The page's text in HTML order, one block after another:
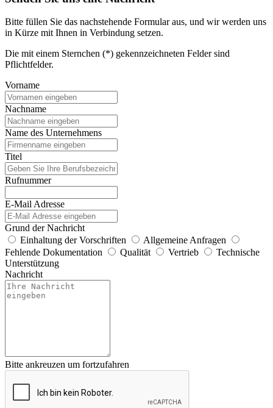
Bitte füllen Sie das nachstehende Formular aus, und wir werden uns
in Kürze mit Ihnen in Verbindung setzen.
Die mit einem Sternchen (*) gekennzeichneten Felder sind
Pflichtfelder.
Vorname
Nachname
Name des Unternehmens
Titel
Rufnummer
E-Mail Adresse
Grund der Nachricht
Einhaltung der Vorschriften
Allgemeine Anfragen
Fehlende Dokumentation
Qualität Vertrieb
Technische
Unterstützung
Nachricht
Bitte ankreuzen um fortzufahren